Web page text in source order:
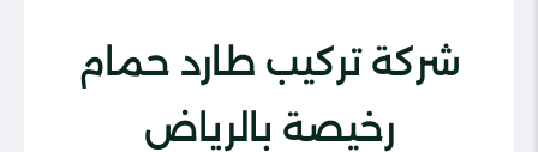
شركة تركيب طارد حمام
رخيصة بالرياض